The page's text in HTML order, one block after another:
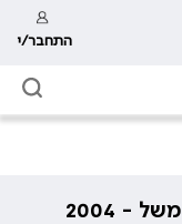
התחבר/י
- 2004